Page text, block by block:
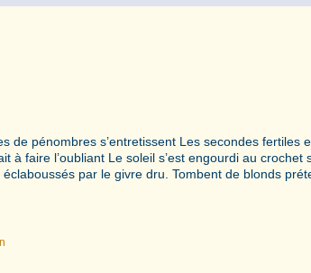
de pénombres s’entretissent Les secondes fertiles
à faire l’oubliant Le soleil s’est engourdi au crochet
par le givre dru. Tombent de blonds